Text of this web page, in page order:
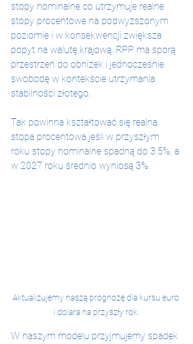
stopy nominalne co utrzymuje realne
stopy procentowe na podwyższonym
poziomie i w konsekwencji zwiększa
popyt na walutę krajową. RPP ma sporą
przestrzeń do obniżek i jednocześnie
swobodę w kontekście utrzymania
stabilności złotego.
Tak powinna kształtować się realna
stopa procentowa jeśli w przyszłym
roku stopy nominalne spadną do 3.5%, a
w 2027 roku średnio wyniosą 3%.
Aktualizujemy naszą prognozę dla kursu euro
i dolara na przyszły rok.
W naszym modelu przyjmujemy spadek